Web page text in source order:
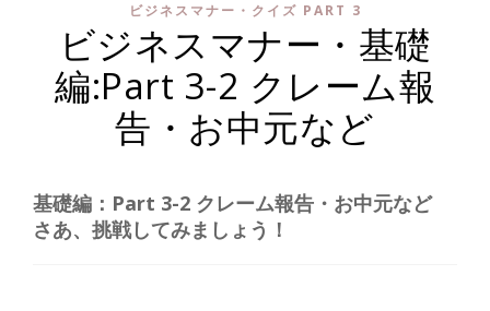
ビジネスマナー・クイズ PART 3
ビジネスマナー・基礎
編:Part 3-2 クレーム報
告・お中元など
基礎編：Part 3-2 クレーム報告・お中元など
さあ、挑戦してみましょう！